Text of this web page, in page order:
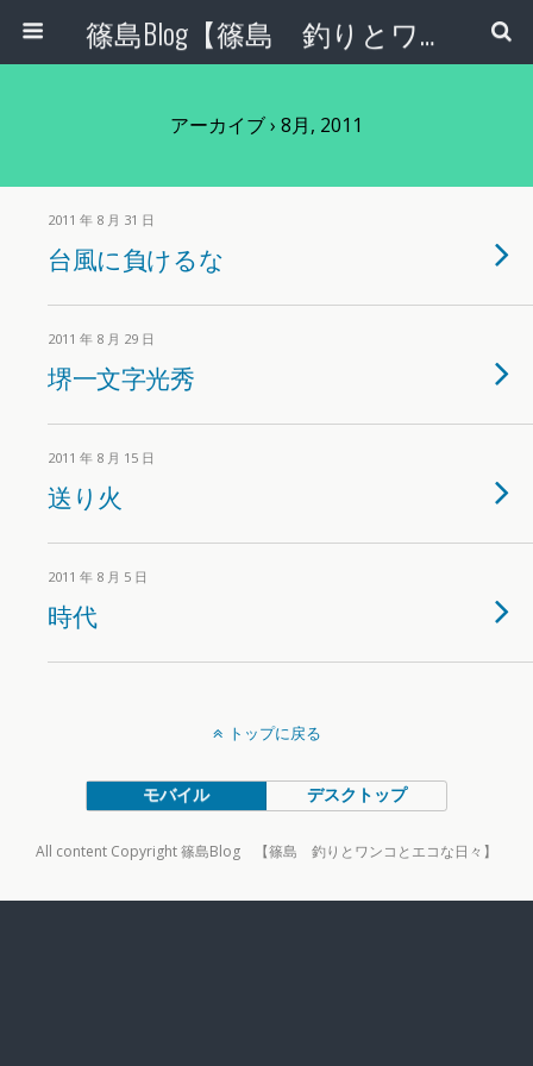
篠島Blog【篠島 釣りとワンコとエコな日々】
アーカイブ › 8月, 2011
2011 年 8 月 31 日
台風に負けるな
2011 年 8 月 29 日
堺一文字光秀
2011 年 8 月 15 日
送り火
2011 年 8 月 5 日
時代
トップに戻る
モバイル デスクトップ
All content Copyright 篠島Blog 【篠島 釣りとワンコとエコな日々】